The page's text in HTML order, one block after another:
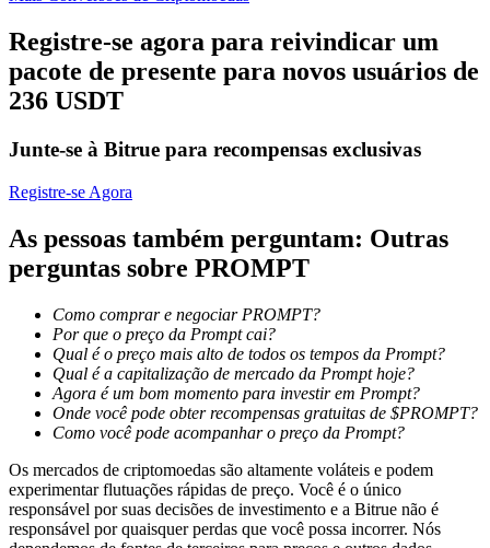
Investimentos exclusivos para titulares de BTR
Empréstimos
Serviço de empréstimo apoiado por criptografia
Registre-se agora para reivindicar um
pacote de presente para novos usuários de
236 USDT
Junte-se à Bitrue para recompensas exclusivas
Registre-se Agora
As pessoas também perguntam: Outras
perguntas sobre PROMPT
Como comprar e negociar PROMPT?
Por que o preço da Prompt cai?
Qual é o preço mais alto de todos os tempos da Prompt?
Qual é a capitalização de mercado da Prompt hoje?
Agora é um bom momento para investir em Prompt?
Onde você pode obter recompensas gratuitas de $PROMPT?
Como você pode acompanhar o preço da Prompt?
Os mercados de criptomoedas são altamente voláteis e podem
experimentar flutuações rápidas de preço. Você é o único
responsável por suas decisões de investimento e a Bitrue não é
responsável por quaisquer perdas que você possa incorrer. Nós